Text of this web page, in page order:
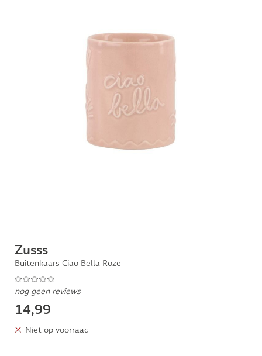
Zusss
Buitenkaars Ciao Bella Roze
nog geen reviews
14,99
Niet op voorraad